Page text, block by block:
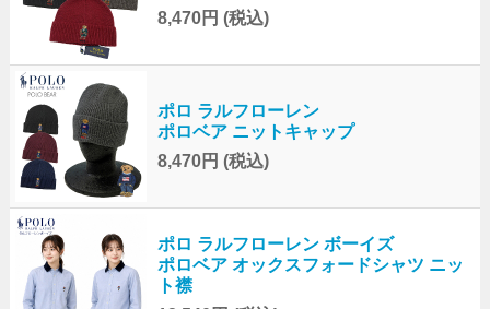
8,470円 (税込)
ポロ ラルフローレン
ポロベア ニットキャップ
8,470円 (税込)
ポロ ラルフローレン ボーイズ
ポロベア オックスフォードシャツ ニッ
ト襟